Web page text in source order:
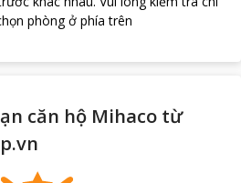
phòng ở phía trên
căn hộ Mihaco từ